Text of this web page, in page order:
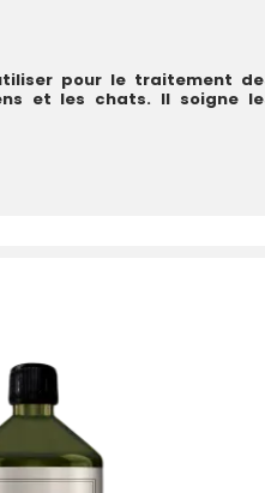
pour le traitement
et les chats. Il soigne